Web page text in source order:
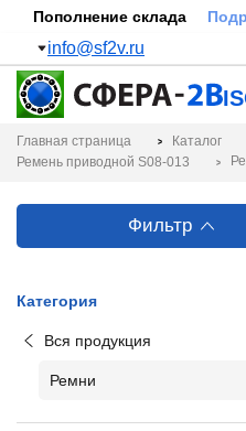
Пополнение склада
info@sf2v.ru
Главная страница Каталог
Ремень приводной S08-013
Фильтр
Категория
Вся продукция
Ремни